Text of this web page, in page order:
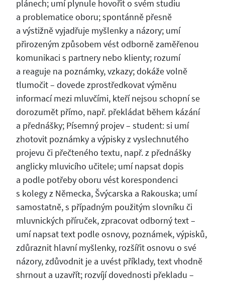
plánech; umí plynule hovořit o svém studiu
a problematice oboru; spontánně přesně
a výstižně vyjadřuje myšlenky a názory; umí
přirozeným způsobem vést odborně zaměřenou
komunikaci s partnery nebo klienty; rozumí
a reaguje na poznámky, vzkazy; dokáže volně
tlumočit – dovede zprostředkovat výměnu
informací mezi mluvčími, kteří nejsou schopní se
dorozumět přímo, např. překládat během kázání
a přednášky; Písemný projev – student: si umí
zhotovit poznámky a výpisky z vyslechnutého
projevu či přečteného textu, např. z přednášky
anglicky mluvicího učitele; umí napsat dopis
a podle potřeby oboru vést korespondenci
s kolegy z Německa, Švýcarska a Rakouska; umí
samostatně, s případným použitým slovníku či
mluvnických příruček, zpracovat odborný text –
umí napsat text podle osnovy, poznámek, výpisků,
zdůraznit hlavní myšlenky, rozšířit osnovu o své
názory, zdůvodnit je a uvést příklady, text vhodně
shrnout a uzavřít; rozvíjí dovednosti překladu –